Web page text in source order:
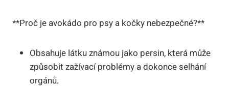
**Proč je avokádo pro psy a kočky nebezpečné?**
Obsahuje látku známou jako persin, která může
způsobit zažívací problémy a dokonce selhání
orgánů.